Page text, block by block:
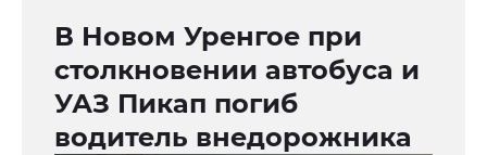
В Новом Уренгое при
столкновении автобуса и
УАЗ Пикап погиб
водитель внедорожника